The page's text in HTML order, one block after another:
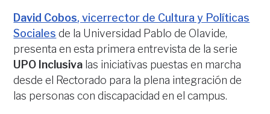
David Cobos, vicerrector de Cultura y Políticas
Sociales de la Universidad Pablo de OIavide,
presenta en esta primera entrevista de la serie
UPO Inclusiva las iniciativas puestas en marcha
desde el Rectorado para la plena integración de
las personas con discapacidad en el campus.